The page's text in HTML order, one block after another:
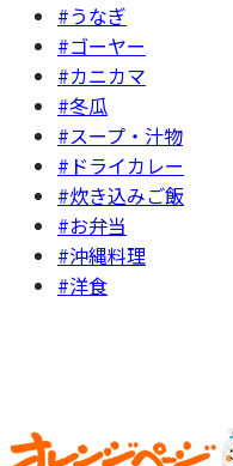
#うなぎ
#ゴーヤー
#カニカマ
#冬瓜
#スープ・汁物
#ドライカレー
#炊き込みご飯
#お弁当
#沖縄料理
#洋食